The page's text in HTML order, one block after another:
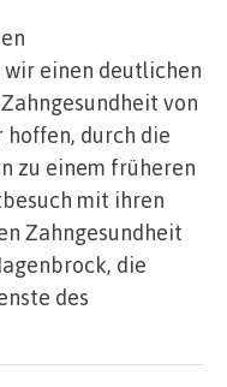
wir einen deutlichen
von
hoffen, durch die
zu einem früheren
mit ihren
Zahngesundheit
die
des